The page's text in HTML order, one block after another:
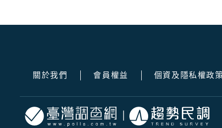
關於我們 會員權益 個資及隱私權政